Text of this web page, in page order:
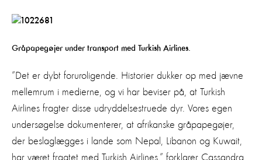
Gråpapegøjer under transport med Turkish Airlines.
”Det er dybt foruroligende. Historier dukker op med jævne
mellemrum i medierne, og vi har beviser på, at Turkish
Airlines fragter disse udryddelsestruede dyr. Vores egen
undersøgelse dokumenterer, at afrikanske gråpapegøjer,
der beslaglægges i lande som Nepal, Libanon og Kuwait,
har været fragtet med Turkish Airlines,” forklarer Cassandra